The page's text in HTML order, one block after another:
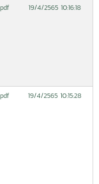
pdf 19/4/2565 10:16:18
pdf 19/4/2565 10:15:28